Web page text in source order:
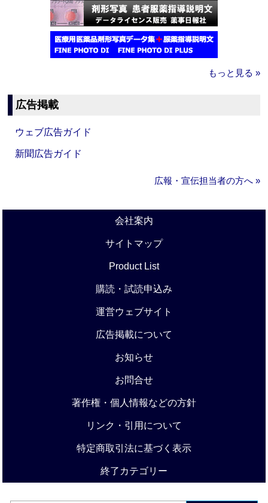
もっと見る »
広告掲載
ウェブ広告ガイド
新聞広告ガイド
広報・宣伝担当者の方へ »
会社案内
サイトマップ
Product List
購読・試読申込み
運営ウェブサイト
広告掲載について
お知らせ
お問合せ
著作権・個人情報などの方針
リンク・引用について
特定商取引法に基づく表示
終了カテゴリー